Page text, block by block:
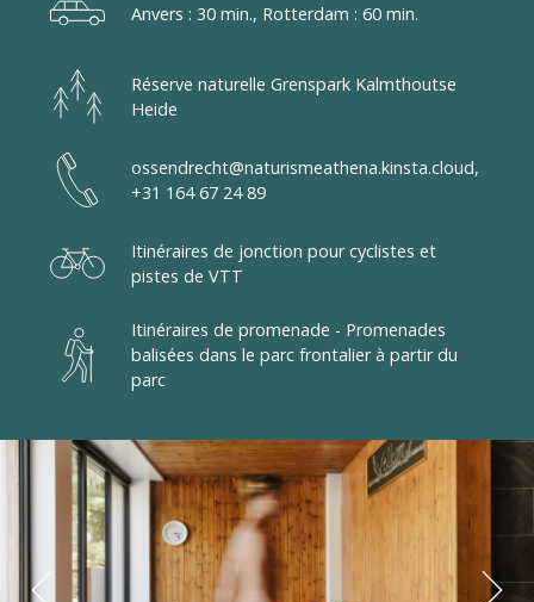
Anvers : 30 min., Rotterdam : 60 min.
Réserve naturelle Grenspark Kalmthoutse
Heide
ossendrecht@naturismeathena.kinsta.cloud,
+31 164 67 24 89
Itinéraires de jonction pour cyclistes et
pistes de VTT
Itinéraires de promenade - Promenades
balisées dans le parc frontalier à partir du
parc